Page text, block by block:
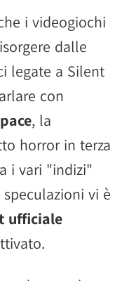
i videogiochi
dalle
legate a Silent
con
, la
horror in terza
i vari "indizi"
vi è
ufficiale